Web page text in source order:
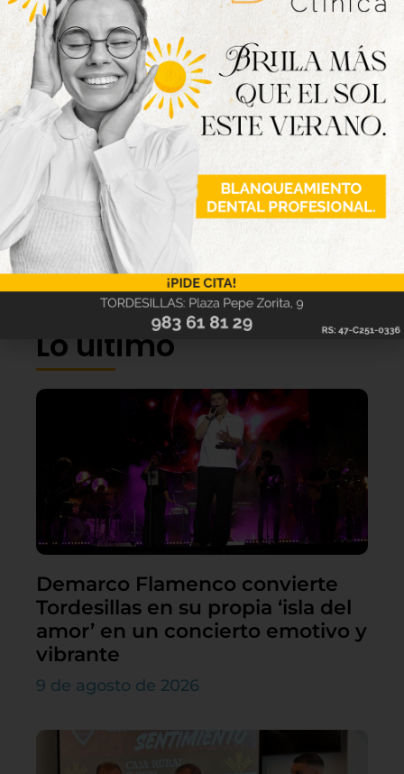
Lo último
Demarco Flamenco convierte
Tordesillas en su propia ‘isla del
amor’ en un concierto emotivo y
vibrante
9 de agosto de 2026